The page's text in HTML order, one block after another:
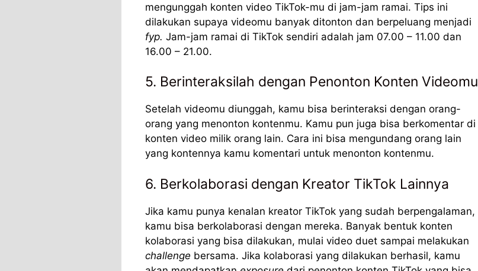
mengunggah konten video TikTok-mu di jam-jam ramai. Tips ini
dilakukan supaya videomu banyak ditonton dan berpeluang menjadi
fyp. Jam-jam ramai di TikTok sendiri adalah jam 07.00 – 11.00 dan
16.00 – 21.00.
5. Berinteraksilah dengan Penonton Konten Videomu
Setelah videomu diunggah, kamu bisa berinteraksi dengan orang-
orang yang menonton kontenmu. Kamu pun juga bisa berkomentar di
konten video milik orang lain. Cara ini bisa mengundang orang lain
yang kontennya kamu komentari untuk menonton kontenmu.
6. Berkolaborasi dengan Kreator TikTok Lainnya
Jika kamu punya kenalan kreator TikTok yang sudah berpengalaman,
kamu bisa berkolaborasi dengan mereka. Banyak bentuk konten
kolaborasi yang bisa dilakukan, mulai video duet sampai melakukan
challenge bersama. Jika kolaborasi yang dilakukan berhasil, kamu